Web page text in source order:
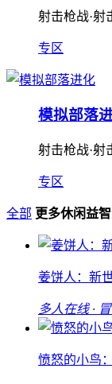
射击枪战·射
专区
模拟部落
射击枪战·射
专区
全部 更多休闲益
姜饼人：新
多人在线 ·
愤怒的小鸟